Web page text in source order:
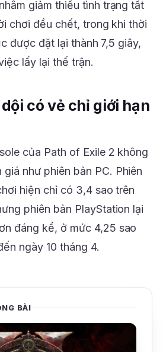
giảm thiểu tình trạng tất
chơi đều chết, trong khi thời
được đặt lại thành 7,5 giây,
lấy lại thế trận.
có vẻ chỉ giới hạn
của Path of Exile 2 không
giá như phiên bản PC. Phiên
hiện chỉ có 3,4 sao trên
phiên bản PlayStation lại
đáng kể, ở mức 4,25 sao
ngày 10 tháng 4.
BÀI